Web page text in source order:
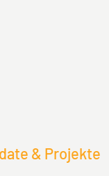
& Projekte